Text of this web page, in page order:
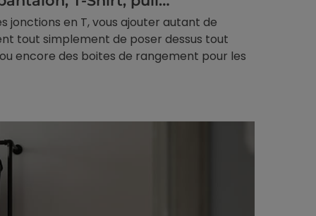
jonctions en T, vous ajouter autant de
tout simplement de poser dessus tout
encore des boites de rangement pour les